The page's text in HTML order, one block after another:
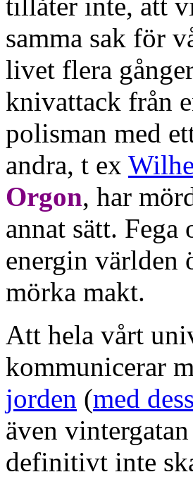
samma sak för
livet flera
knivattack från
polisman med
andra, t ex
Orgon, har
annat sätt.
energin världen
mörka makt.
Att hela vårt
kommunicerar
jorden (med
även
definitivt inte